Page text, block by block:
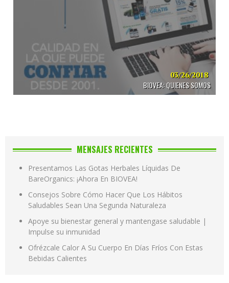
03/26/2018
BIOVEA: QUIENES SOMOS
MENSAJES RECIENTES
Presentamos Las Gotas Herbales Líquidas De
BareOrganics: ¡Ahora En BIOVEA!
Consejos Sobre Cómo Hacer Que Los Hábitos
Saludables Sean Una Segunda Naturaleza
Apoye su bienestar general y mantengase saludable |
Impulse su inmunidad
Ofrézcale Calor A Su Cuerpo En Días Fríos Con Estas
Bebidas Calientes